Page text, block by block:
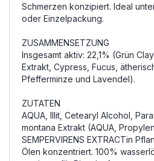
Schmerzen konzipiert. Ideal
oder Einzelpackung.
ZUSAMMENSETZUNG
Insgesamt aktiv: 22,1% (Grün
Extrakt, Cypress, Fucus,
Pfefferminze und Lavendel).
ZUTATEN
AQUA, Illit, Cetearyl Alcohol,
montana Extrakt (AQUA,
SEMPERVIRENS EXTRACTin
Ölen konzentriert. 100%